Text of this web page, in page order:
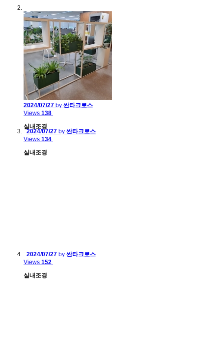
2024/07/27 by 싼타크로스
Views 138
실내조경
2024/07/27 by 싼타크로스
Views 134
실내조경
2024/07/27 by 싼타크로스
Views 152
실내조경